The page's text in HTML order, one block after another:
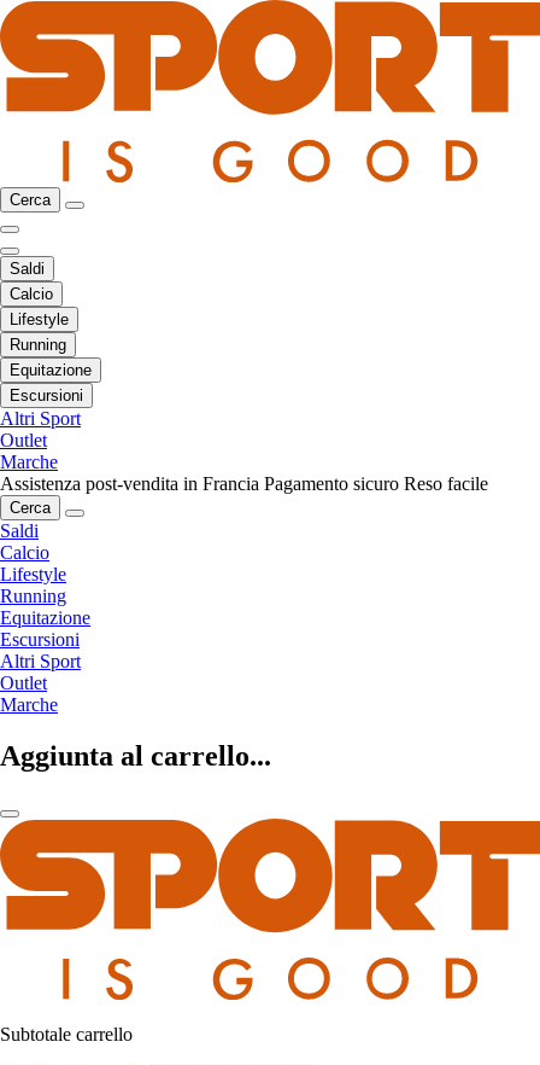
Cerca
Saldi
Calcio
Lifestyle
Running
Equitazione
Escursioni
Altri Sport
Outlet
Marche
Assistenza post-vendita in Francia Pagamento sicuro Reso facile
Cerca
Saldi
Calcio
Lifestyle
Running
Equitazione
Escursioni
Altri Sport
Outlet
Marche
Aggiunta al carrello...
Subtotale carrello